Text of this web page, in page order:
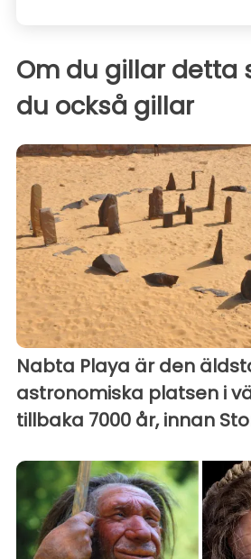
Om du gillar detta
du också gillar
Nabta Playa är den
astronomiska platsen i
tillbaka 7000 år, innan